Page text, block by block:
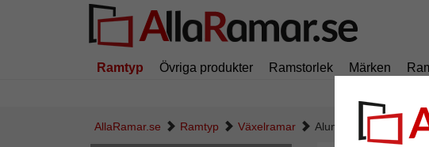
Ramtyp Övriga produkter Ramstorlek Märken
AllaRamar.se Ramtyp Växelramar Aluminiumram profil K